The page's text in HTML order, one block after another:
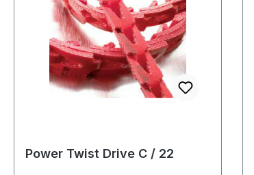
Power Twist Drive C / 22